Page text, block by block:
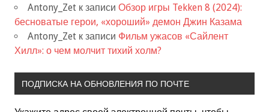
Antony_Zet к записи Обзор игры Tekken 8 (2024):
бесноватые герои, «хороший» демон Джин Казама
Antony_Zet к записи Фильм ужасов «Сайлент
Хилл»: о чем молчит тихий холм?
ПОДПИСКА НА ОБНОВЛЕНИЯ ПО ПОЧТЕ